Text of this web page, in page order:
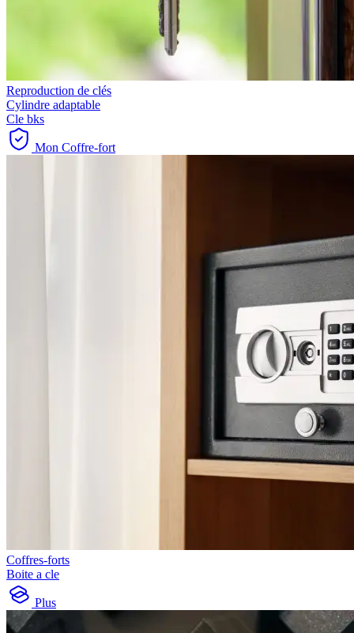
Reproduction de clés
Cylindre adaptable
Cle bks
Mon Coffre-fort
Coffres-forts
Boite a cle
Plus